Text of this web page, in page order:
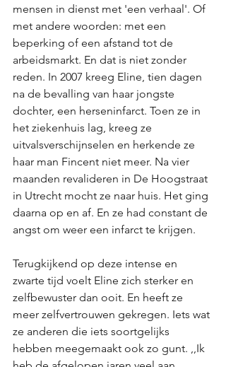
mensen in dienst met 'een verhaal'. Of
met andere woorden: met een
beperking of een afstand tot de
arbeidsmarkt. En dat is niet zonder
reden. In 2007 kreeg Eline, tien dagen
na de bevalling van haar jongste
dochter, een herseninfarct. Toen ze in
het ziekenhuis lag, kreeg ze
uitvalsverschijnselen en herkende ze
haar man Fincent niet meer. Na vier
maanden revalideren in De Hoogstraat
in Utrecht mocht ze naar huis. Het ging
daarna op en af. En ze had constant de
angst om weer een infarct te krijgen.
Terugkijkend op deze intense en
zwarte tijd voelt Eline zich sterker en
zelfbewuster dan ooit. En heeft ze
meer zelfvertrouwen gekregen. Iets wat
ze anderen die iets soortgelijks
hebben meegemaakt ook zo gunt. ,,Ik